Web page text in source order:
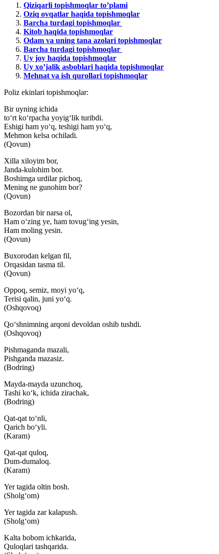
Qiziqarli topishmoqlar to’plami
Oziq ovqatlar haqida topishmoqlar
Barcha turdagi topishmoqlar
Kitob haqida topishmoqlar
Odam va uning tana azolari topishmoqlar
Barcha turdagi topishmoqlar
Uy joy haqida topishmoqlar
Uy xo’jalik asboblari haqida topishmoqlar
Mehnat va ish qurollari topishmoqlar
Poliz ekinlari topishmoqlar:
Bir uyning ichida
to‘rt ko‘rpacha yoyig‘lik turibdi.
Eshigi ham yo‘q, teshigi ham yo‘q,
Mehmon kelsa ochiladi.
(Qovun)
Xilla xiloyim bor,
Janda-kulohim bor.
Boshimga urdilar pichoq,
Mening ne gunohim bor?
(Qovun)
Bozordan bir narsa ol,
Ham o‘zing ye, ham tovug‘ing yesin,
Ham moling yesin.
(Qovun)
Buxorodan kelgan fil,
Orqasidan tasma til.
(Qovun)
Oppoq, semiz, moyi yo‘q,
Terisi qalin, juni yo‘q.
(Oshqovoq)
Qo‘shnimning arqoni devoldan oshib tushdi.
(Oshqovoq)
Pishmaganda mazali,
Pishganda mazasiz.
(Bodring)
Mayda-mayda uzunchoq,
Tashi ko‘k, ichida zirachak,
(Bodring)
Qat-qat to‘nli,
Qarich bo‘yli.
(Karam)
Qat-qat quloq,
Dum-dumaloq.
(Karam)
Yer tagida oltin bosh.
(Sholg‘om)
Yer tagida zar kalapush.
(Sholg‘om)
Kalta bobom ichkarida,
Quloqlari tashqarida.